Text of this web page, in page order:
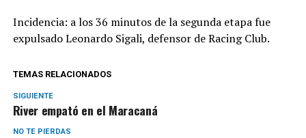
Incidencia: a los 36 minutos de la segunda etapa fue
expulsado Leonardo Sigali, defensor de Racing Club.
TEMAS RELACIONADOS
SIGUIENTE
River empató en el Maracaná
NO TE PIERDAS